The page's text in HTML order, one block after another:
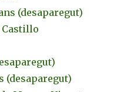
(desaparegut)
Castillo
(desaparegut)